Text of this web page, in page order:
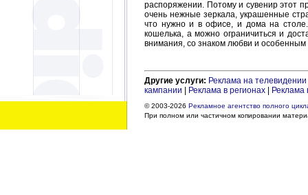
распоряжении. Потому и сувенир этот
очень нежные зеркала, украшенные
что нужно и в офисе, и дома на столе.
кошелька, а можно ограничиться и
внимания, со знаком любви и особенным
Другие услуги: Реклама на телевидении
кампании
Реклама в регионах Реклама
© 2003-2026 Рекламное агентство полного
При полном или частичном копировании